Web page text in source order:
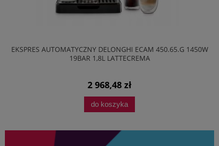
EKSPRES AUTOMATYCZNY DELONGHI ECAM 450.65.G 1450W
19BAR 1,8L LATTECREMA
2 968,48 zł
do koszyka